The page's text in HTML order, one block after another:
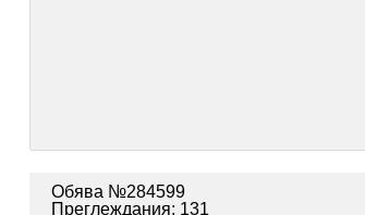
Обява №284599
Преглеждания: 131